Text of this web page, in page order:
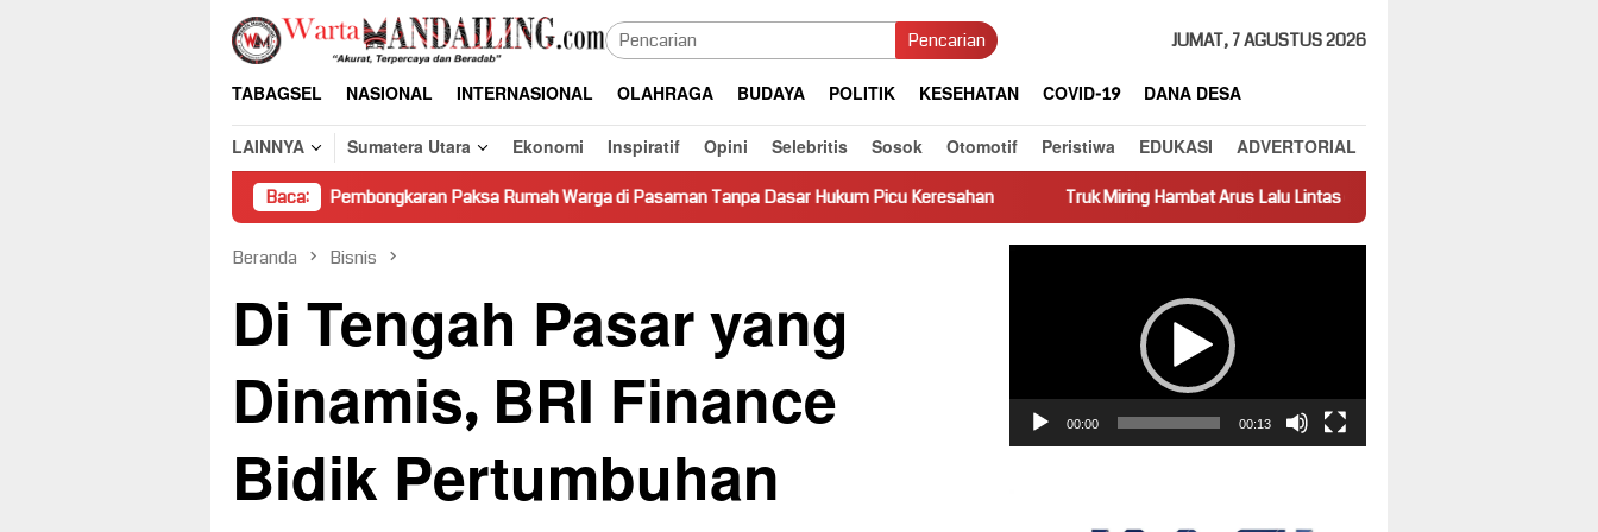
Loncat
konten
Pencarian JUMAT, 7 AGUSTUS 2026
TABAGSEL NASIONAL INTERNASIONAL OLAHRAGA BUDAYA POLITIK KESEHATAN COVID-19
DANA DESA
LAINNYA
Sumatera Utara Ekonomi Inspiratif Opini Selebritis Sosok Otomotif Peristiwa EDUKASI ADVERTORIAL
Baca:
Pembongkaran Paksa Rumah Warga di Pasaman Tanpa Dasar Hukum Picu Keresahan Truk Miring Hambat Arus Lalu Lintas di Jalan Panti–Simpang Empat
Beranda Bisnis
Di Tengah Pasar yang
Dinamis, BRI Finance
Bidik Pertumbuhan
00:00 00:13